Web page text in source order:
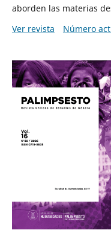
aborden las materias
Ver revista
Número